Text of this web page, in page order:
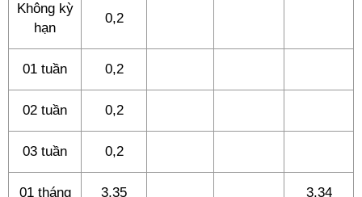
Không kỳ
hạn
0,2
01 tuần 0,2
02 tuần 0,2
03 tuần 0,2
01 tháng 3,35 3,34